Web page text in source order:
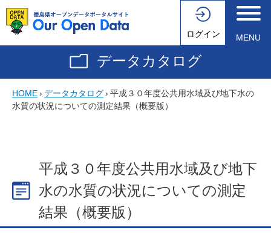
ログイン MENU
データカタログ
HOME› データカタログ› 平成３０年度公共用水域及び地下水の
水質の状況についての測定結果（概要版）
平成３０年度公共用水域及び地下
水の水質の状況についての測定
結果（概要版）